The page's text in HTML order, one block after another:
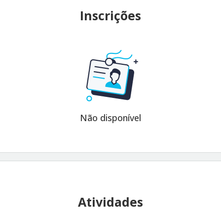
Inscrições
Não disponível
Atividades